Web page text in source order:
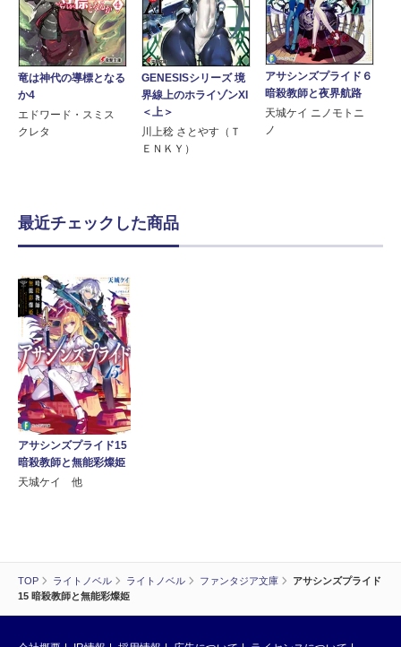
TOP ライトノベル ライトノベル ファンタジア文庫
アサシンズプライド
15 暗殺教師と無能彩燦姫
竜は神代の導標となる
か4
エドワード・スミス
クレタ
GENESISシリーズ 境
界線上のホライゾンXI
＜上＞
川上稔 さとやす（Ｔ
ＥＮＫＹ）
アサシンズプライド６
暗殺教師と夜界航路
天城ケイ ニノモトニ
ノ
最近チェックした商品
アサシンズプライド15
暗殺教師と無能彩燦姫
天城ケイ 他